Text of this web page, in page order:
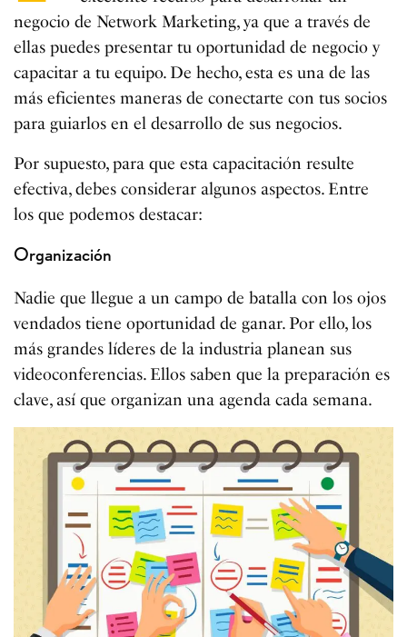
negocio de Network Marketing, ya que a través de
ellas puedes presentar tu oportunidad de negocio y
capacitar a tu equipo. De hecho, esta es una de las
más eficientes maneras de conectarte con tus socios
para guiarlos en el desarrollo de sus negocios.
Por supuesto, para que esta capacitación resulte
efectiva, debes considerar algunos aspectos. Entre
los que podemos destacar:
Organización
Nadie que llegue a un campo de batalla con los ojos
vendados tiene oportunidad de ganar. Por ello, los
más grandes líderes de la industria planean sus
videoconferencias. Ellos saben que la preparación es
clave, así que organizan una agenda cada semana.